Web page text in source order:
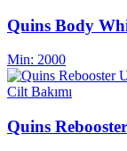
Quins Body
Min: 2000
Cilt Bakımı
Quins